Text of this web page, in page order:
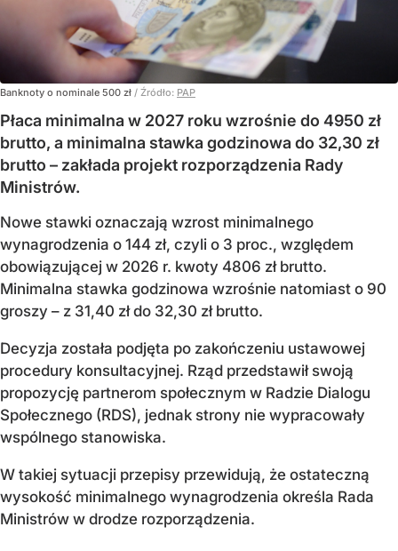
Banknoty o nominale 500 zł / Źródło: PAP
Płaca minimalna w 2027 roku wzrośnie do 4950 zł
brutto, a minimalna stawka godzinowa do 32,30 zł
brutto – zakłada projekt rozporządzenia Rady
Ministrów.
Nowe stawki oznaczają wzrost minimalnego
wynagrodzenia o 144 zł, czyli o 3 proc., względem
obowiązującej w 2026 r. kwoty 4806 zł brutto.
Minimalna stawka godzinowa wzrośnie natomiast o 90
groszy – z 31,40 zł do 32,30 zł brutto.
Decyzja została podjęta po zakończeniu ustawowej
procedury konsultacyjnej. Rząd przedstawił swoją
propozycję partnerom społecznym w Radzie Dialogu
Społecznego (RDS), jednak strony nie wypracowały
wspólnego stanowiska.
W takiej sytuacji przepisy przewidują, że ostateczną
wysokość minimalnego wynagrodzenia określa Rada
Ministrów w drodze rozporządzenia.